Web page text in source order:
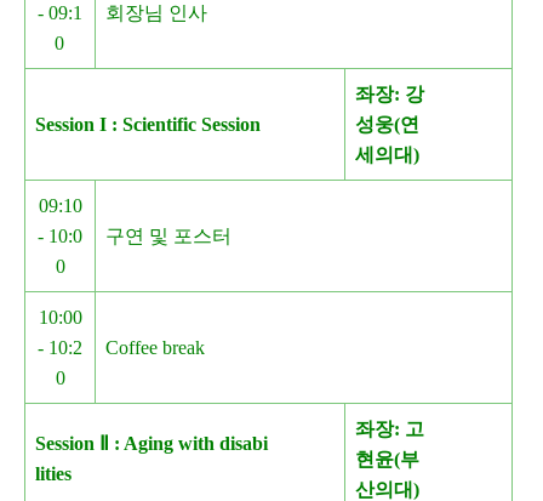
- 09:1
0
회장님 인사
Session I : Scientific Session
좌장: 강
성웅(연
세의대)
09:10
- 10:0
0
구연 및 포스터
10:00
- 10:2
0
Coffee break
Session Ⅱ : Aging with disabi
lities
좌장: 고
현윤(부
산의대)